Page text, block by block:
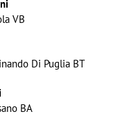
VB
Di Puglia BT
BA